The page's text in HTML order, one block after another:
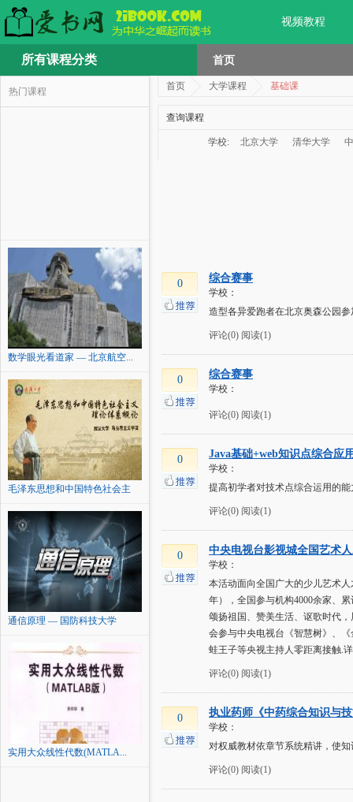
视频教程
所有课程分类 首页
热门课程
数学眼光看道家 — 北京航空...
毛泽东思想和中国特色社会主
义...
通信原理 — 国防科技大学
实用大众线性代数(MATLA...
首页 大学课程 基础课
查询课程
学校: 北京大学 清华大学
0 综合赛事
学校：
造型各异爱跑者在北京奥森公园
评论(0) 阅读(1)
0 综合赛事
学校：
评论(0) 阅读(1)
0 Java基础+web知识点综合应
学校：
提高初学者对技术点综合运用的
评论(0) 阅读(1)
0 中央电视台影视城全国艺术
学校：
本活动面向全国广大的少儿艺术
年），全国参与机构4000余家、
颂扬祖国、赞美生活、讴歌时代
会参与中央电视台《智慧树》、
蛙王子等央视主持人零距离接触.
评论(0) 阅读(1)
0 执业药师《中药综合知识与
学校：
对权威教材依章节系统精讲，使
评论(0) 阅读(1)